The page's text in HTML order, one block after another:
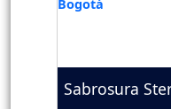
Sabrosura